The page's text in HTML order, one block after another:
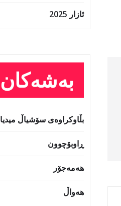
ئازار 2025
بەشەکان
بڵاوکراوەی سۆشیاڵ میدیا
ڕاوبۆچوون
هەمەجۆر
هەواڵ